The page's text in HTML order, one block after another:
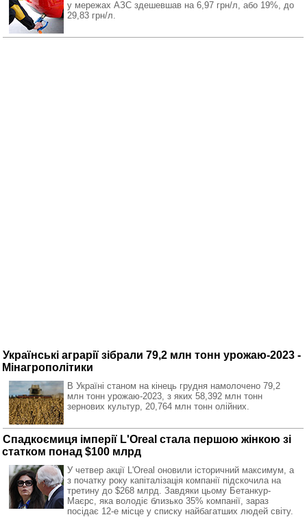
у мережах АЗС здешевшав на 6,97 грн/л, або 19%, до
29,83 грн/л.
Українські аграрії зібрали 79,2 млн тонн урожаю-2023 -
Мінагрополітики
В Україні станом на кінець грудня намолочено 79,2
млн тонн урожаю-2023, з яких 58,392 млн тонн
зернових культур, 20,764 млн тонн олійних.
Спадкоємиця імперії L'Oreal стала першою жінкою зі
статком понад $100 млрд
У четвер акції L'Oreal оновили історичний максимум, а
з початку року капіталізація компанії підскочила на
третину до $268 млрд. Завдяки цьому Бетанкур-
Маєрс, яка володіє близько 35% компанії, зараз
посідає 12-е місце у списку найбагатших людей світу.